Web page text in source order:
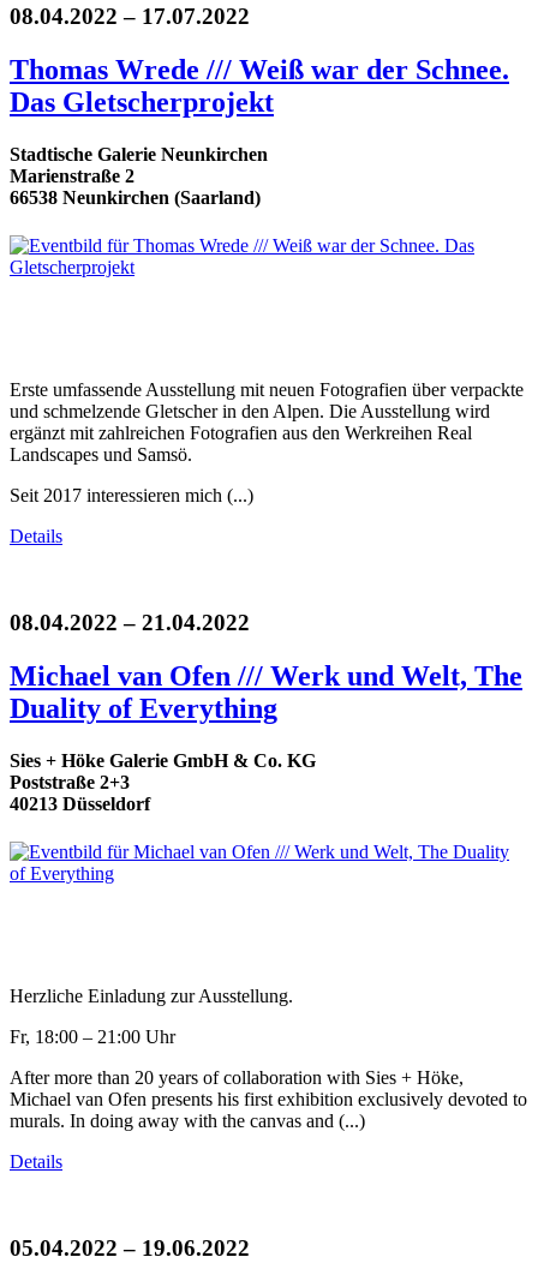
08.04.2022 – 17.07.2022
Thomas Wrede /// Weiß war der Schnee.
Das Gletscherprojekt
Stadtische Galerie Neunkirchen
Marienstraße 2
66538 Neunkirchen (Saarland)
Erste umfassende Ausstellung mit neuen Fotografien über verpackte
und schmelzende Gletscher in den Alpen. Die Ausstellung wird
ergänzt mit zahlreichen Fotografien aus den Werkreihen Real
Landscapes und Samsö.
Seit 2017 interessieren mich (...)
Details
08.04.2022 – 21.04.2022
Michael van Ofen /// Werk und Welt, The
Duality of Everything
Sies + Höke Galerie GmbH & Co. KG
Poststraße 2+3
40213 Düsseldorf
Herzliche Einladung zur Ausstellung.
Fr, 18:00 – 21:00 Uhr
After more than 20 years of collaboration with Sies + Höke,
Michael van Ofen presents his first exhibition exclusively devoted to
murals. In doing away with the canvas and (...)
Details
05.04.2022 – 19.06.2022